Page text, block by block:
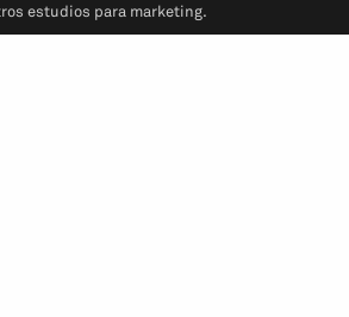
estudios para marketing.